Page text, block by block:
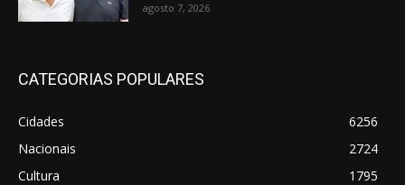
agosto 7, 2026
CATEGORIAS POPULARES
Cidades
6256
Nacionais
2724
Cultura
1795